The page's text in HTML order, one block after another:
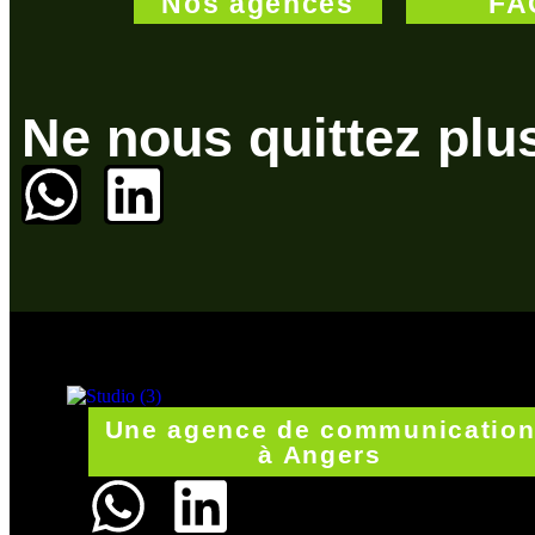
Ne nous quittez
Une agence de communication
à Angers